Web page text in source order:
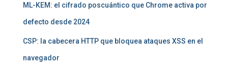
ML-KEM: el cifrado poscuántico que Chrome activa por
defecto desde 2024
CSP: la cabecera HTTP que bloquea ataques XSS en el
navegador